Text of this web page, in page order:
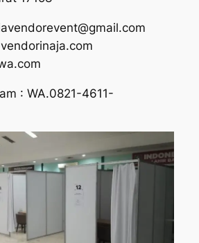
: WA.0821-4611-